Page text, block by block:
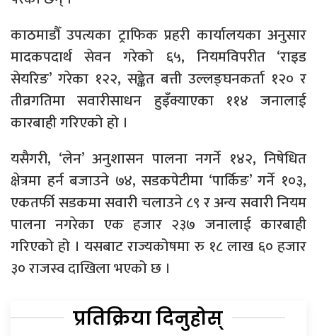
काठमाडौँ उपत्यका ट्राफिक प्रहरी कार्यालयका अनुसार
मादकपदार्थ सेवन गरेको ६५, नियमविपरीत ‘राइड
सेयरिङ’ गरेका १२२, सङ्केत बत्ती उल्लङ्घनकर्ता १२० र
तीव्रगतिमा सवारीसाधन हुइँक्याएका ११४ जनालाई
कारबाही गरिएको हो ।
यसैगरी, ‘लेन’ अनुशासन पालना नगर्ने १४२, निषेधित
क्षेत्रमा हर्न बजाउने ७४, सडकपेटीमा ‘पार्किङ’ गर्ने १०३,
एकतर्फी सडकमा सवारी चलाउने ८९ र अन्य सवारी नियम
पालना नगरेका एक हजार २३७ जनालाई कारबाही
गरिएको हो । यसबाट राज्यकोषमा रु १८ लाख ६० हजार
३० राजस्व दाखिला भएको छ ।
प्रतिक्रिया दिनुहोस्